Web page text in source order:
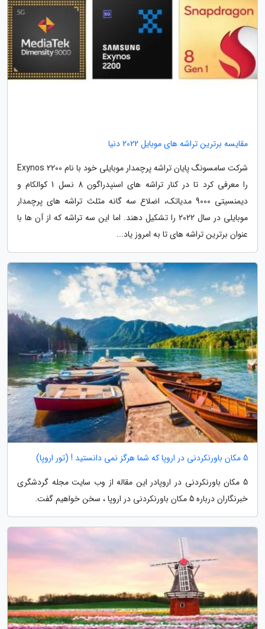
مقایسه برترین تراشه های موبایل 2022 دنیا
شرکت سامسونگ پایان تراشه پرچمدار موبایلی خود با نام Exynos 2200
را معرفی کرد تا در کنار تراشه های اسنپدراگون 8 نسل 1 کوالکام و
دیمنسیتی 9000 مدیاتک، اضلاع سه گانه مثلث تراشه های پرچمدار
موبایلی در سال 2022 را تشکیل دهند. اما این سه تراشه که از آن ها با
عنوان برترین تراشه های تا به امروز یاد...
5 مکان باورنکردنی در اروپا که شما هرگز نمی دانستید ! (تور اروپا)
5 مکان باورنکردنی در اروپادر این مقاله از وب سایت مجله گردشگری
خبرنگاران درباره 5 مکان باورنکردنی در اروپا ، سخن خواهیم گفت.